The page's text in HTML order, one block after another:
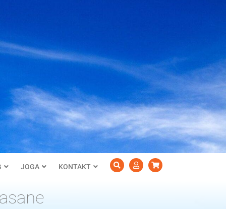
JOGA KONTAKT